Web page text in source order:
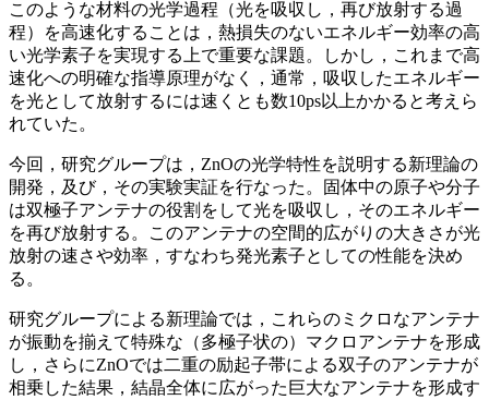
このような材料の光学過程（光を吸収し，再び放射する過
程）を高速化することは，熱損失のないエネルギー効率の高
い光学素子を実現する上で重要な課題。しかし，これまで高
速化への明確な指導原理がなく，通常，吸収したエネルギー
を光として放射するには速くとも数10ps以上かかると考えら
れていた。
今回，研究グループは，ZnOの光学特性を説明する新理論の
開発，及び，その実験実証を行なった。固体中の原子や分子
は双極子アンテナの役割をして光を吸収し，そのエネルギー
を再び放射する。このアンテナの空間的広がりの大きさが光
放射の速さや効率，すなわち発光素子としての性能を決め
る。
研究グループによる新理論では，これらのミクロなアンテナ
が振動を揃えて特殊な（多極子状の）マクロアンテナを形成
し，さらにZnOでは二重の励起子帯による双子のアンテナが
相乗した結果，結晶全体に広がった巨大なアンテナを形成す